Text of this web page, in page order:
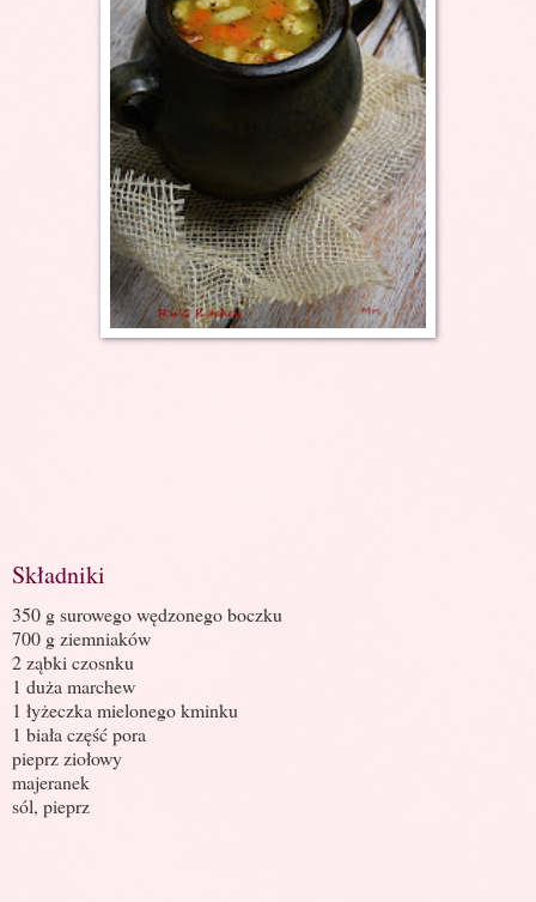
Składniki
350 g surowego wędzonego boczku
700 g ziemniaków
2 ząbki czosnku
1 duża marchew
1 łyżeczka mielonego kminku
1 biała część pora
pieprz ziołowy
majeranek
sól, pieprz